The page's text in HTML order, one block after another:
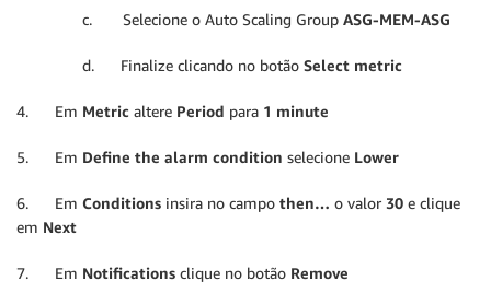
c. Selecione o Auto Scaling Group ASG-MEM-ASG
d. Finalize clicando no botão Select metric
4. Em Metric altere Period para 1 minute
5. Em Define the alarm condition selecione Lower
6. Em Conditions insira no campo then… o valor 30 e clique
em Next
7. Em Notifications clique no botão Remove